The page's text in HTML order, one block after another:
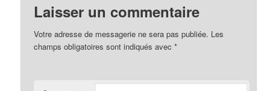
Laisser un commentaire
Votre adresse de messagerie ne sera pas publiée. Les
champs obligatoires sont indiqués avec*